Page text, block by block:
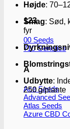
123
00 Seeds
710 Genetics
A
Ace Seeds
Advanced
Atlas Seeds
Azure CBD
Højde:
Smag: Sød,
fyr
Udbytte:
250 g/plante